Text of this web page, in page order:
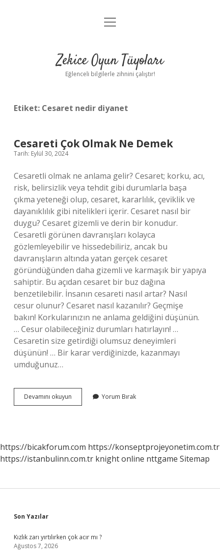
Anasayfa
Yasal Uyarı
menüyü
Zekice Oyun Tüyoları
Eğlenceli bilgilerle zihnini çalıştır!
Etiket: Cesaret nedir diyanet
Cesareti Çok Olmak Ne Demek
Tarih: Eylül 30, 2024
Cesaretli olmak ne anlama gelir? Cesaret; korku, acı,
risk, belirsizlik veya tehdit gibi durumlarla başa
çıkma yeteneği olup, cesaret, kararlılık, çeviklik ve
dayanıklılık gibi nitelikleri içerir. Cesaret nasıl bir
duygu? Cesaret gizemli ve derin bir konudur.
Cesaretli görünen davranışları kolayca
gözlemleyebilir ve hissedebiliriz, ancak bu
davranışların altında yatan gerçek cesaret
göründüğünden daha gizemli ve karmaşık bir yapıya
sahiptir. Bu açıdan cesaret bir buz dağına
benzetilebilir. İnsanın cesareti nasıl artar? Nasıl
cesur olunur? Cesaret nasıl kazanılır? Geçmişe
bakın! Korkularınızın ne anlama geldiğini düşünün.
… Cesur olabileceğiniz durumları hatırlayın! …
Cesaretin size getirdiği olumsuz deneyimleri
düşünün! … Bir karar verdiğinizde, kazanmayı
umduğunuz…
Devamını okuyun Cesareti
Çok
Yorum Bırak
https://bicakforum.com https://konseptprojeyonetim.com.tr
https://istanbulinn.com.tr knight online nttgame Sitemap
Sidebar
Son Yazılar
Kızlık zarı yırtılırken çok acır mı ?
Ağustos 7, 2026